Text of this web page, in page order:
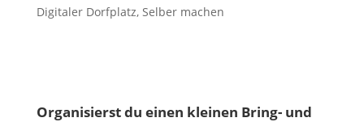
Digitaler Dorfplatz, Selber machen
Organisierst du einen kleinen Bring- und